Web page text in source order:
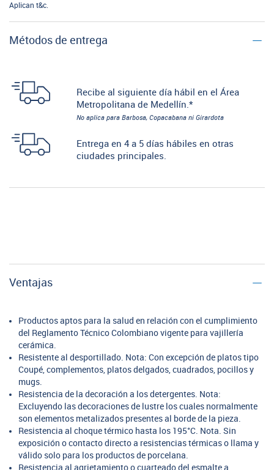
Aplican t&c.
Métodos de entrega
Recibe al siguiente día hábil en el Área
Metropolitana de Medellín.*
No aplica para Barbosa, Copacabana ni Girardota
Entrega en 4 a 5 días hábiles en otras
ciudades principales.
Ventajas
Productos aptos para la salud en relación con el cumplimiento
del Reglamento Técnico Colombiano vigente para vajillería
cerámica.
Resistente al desportillado. Nota: Con excepción de platos tipo
Coupé, complementos, platos delgados, cuadrados, pocillos y
mugs.
Resistencia de la decoración a los detergentes. Nota:
Excluyendo las decoraciones de lustre los cuales normalmente
son elementos metalizados presentes al borde de la pieza.
Resistencia al choque térmico hasta los 195°C. Nota. Sin
exposición o contacto directo a resistencias térmicas o llama y
válido solo para los productos de porcelana.
Resistencia al agrietamiento o cuarteado del esmalte a